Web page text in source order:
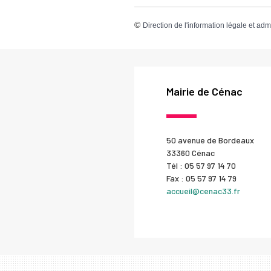
© Direction de l'information légale et
Mairie de Cénac
50 avenue de Bordeaux
33360 Cénac
Tél : 05 57 97 14 70
Fax : 05 57 97 14 79
accueil@cenac33.fr